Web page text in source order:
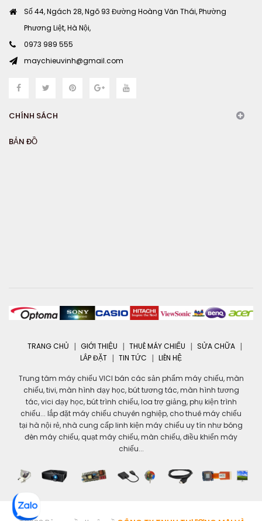
Số 44, Ngách 28, Ngõ 93 Đường Hoàng Văn Thái, Phường
Phương Liệt, Hà Nội,
0973 989 555
maychieuvinh@gmail.com
CHÍNH SÁCH
BẢN ĐỒ
TRANG CHỦ GIỚI THIỆU THUÊ MÁY CHIẾU
SỬA CHỮA
LẮP ĐẶT
TIN TỨC LIÊN HỆ
Trung tâm máy chiếu VICI bán các sản phẩm máy chiếu, màn
chiếu, tivi, màn hình dạy học, bút tương tác, màn hình tương
tác, vici dạy học, bút trình chiếu, loa trợ giảng, phụ kiện trình
chiếu... lắp đặt máy chiếu chuyên nghiệp, cho thuê máy chiếu
tại hà nội rẻ, nhà cung cấp linh kiện máy chiếu uy tín như bóng
đèn máy chiếu, quạt máy chiếu, màn chiếu, điều khiển máy
chiếu...